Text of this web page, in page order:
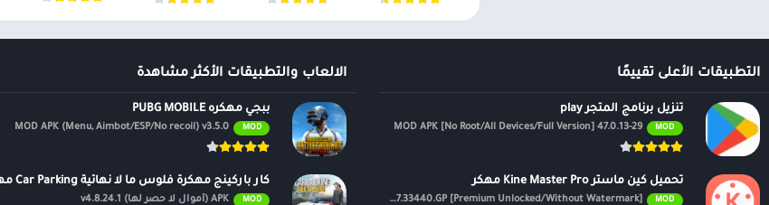
الالعاب والتطبيقات الأكثر مشاهدة
ببجي مهكره PUBG MOBILE
MOD
MOD APK (Menu, Aimbot/ESP/No recoil) v3.5.0
كار باركينج مهكرة فلوس ما لا نهائية Car Parking مهكرة
MOD APK (أموال لا حصر لها) v4.8.24.1
التطبيقات الأعلى تقييمًا
تنزيل برنامج المتجر play
MOD
47.0.13-29 MOD APK [No Root/All Devices/Full Version]
تحميل كين ماستر Kine Master Pro مهكر
MOD
APK v7.4.17.33440.GP [Premium Unlocked/Without Watermark]